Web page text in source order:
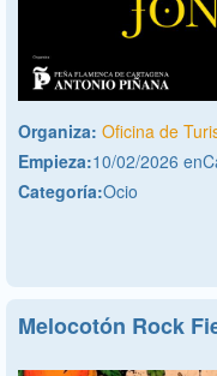
Organiza: Oficina de
Empieza:10/02/2026
Categoría:Ocio
Melocotón Rock